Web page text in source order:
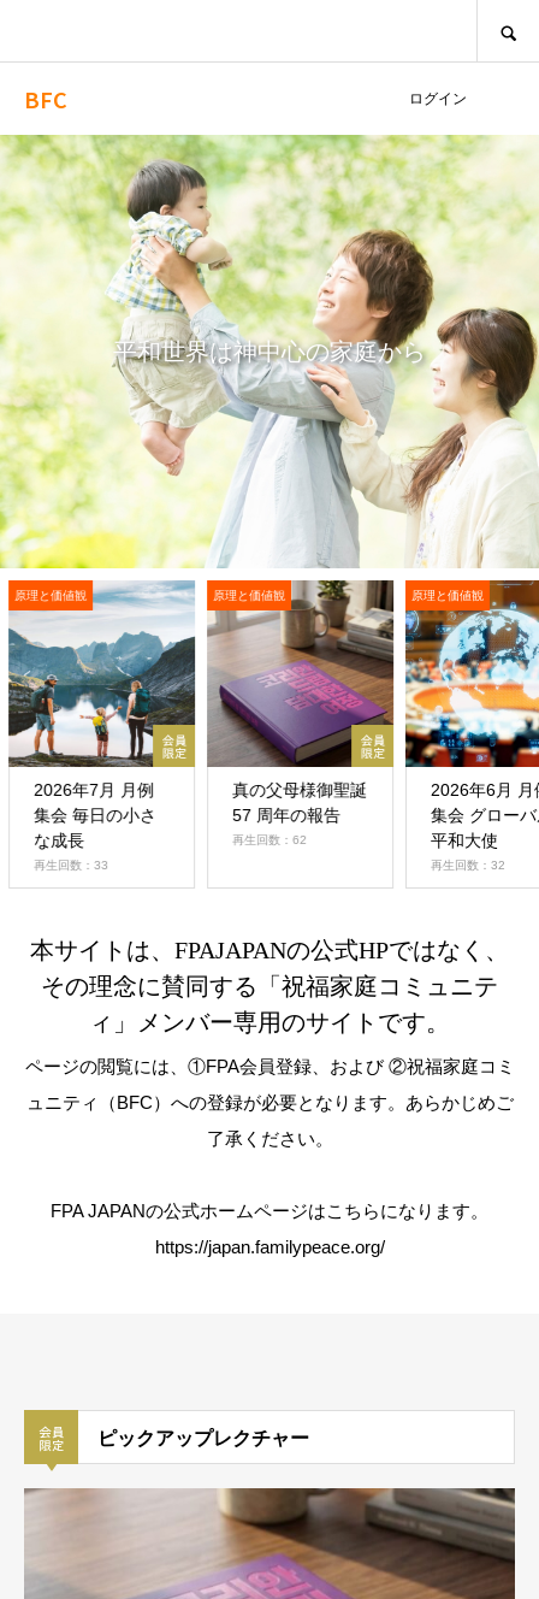
BFC ログイン
平和世界は神中心の家庭から
と価値観
2026年7月 月例
集会 毎日の小さ
な成長
再生回数：33
原理と価値観
真の父母様御聖誕
57 周年の報告
再生回数：62
原理と価値観
2026年6月 月例
集会 グローバル
平和大使
再生回数：32
本サイトは、FPAJAPANの公式HPではなく、
その理念に賛同する「祝福家庭コミュニテ
ィ」メンバー専用のサイトです。
ページの閲覧には、①FPA会員登録、および ②祝福家庭コミ
ュニティ（BFC）への登録が必要となります。あらかじめご
了承ください。
FPA JAPANの公式ホームページはこちらになります。
https://japan.familypeace.org/
ピックアップレクチャー